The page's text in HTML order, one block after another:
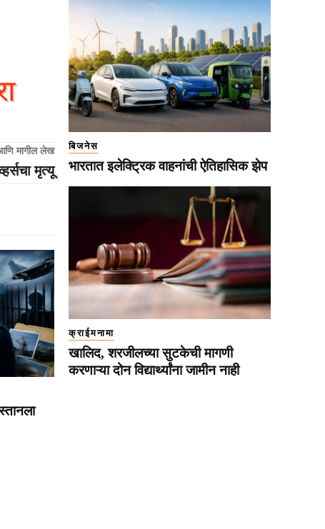
मागील लेख
मृत्यू
बिजनेस
भारतात इलेक्ट्रिक वाहनांची ऐतिहासिक झेप
क्राईमनामा
खालिद, शरजीलच्या सुटकेची मागणी
करणाऱ्या दोन विद्यार्थ्यांना जामीन नाही